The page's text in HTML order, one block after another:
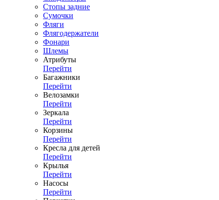
Стопы задние
Сумочки
Фляги
Флягодержатели
Фонари
Шлемы
Атрибуты
Перейти
Багажники
Перейти
Велозамки
Перейти
Зеркала
Перейти
Корзины
Перейти
Кресла для детей
Перейти
Крылья
Перейти
Насосы
Перейти